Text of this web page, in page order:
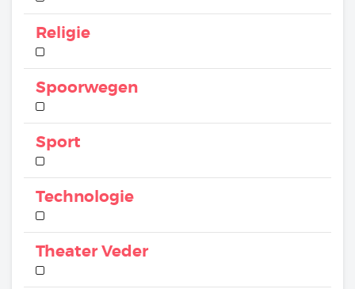
Religie
Spoorwegen
Sport
Technologie
Theater Veder